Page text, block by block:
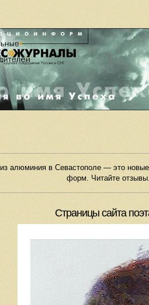
алюминия в Севастополе — это
форм. Читайте
Страницы сайта